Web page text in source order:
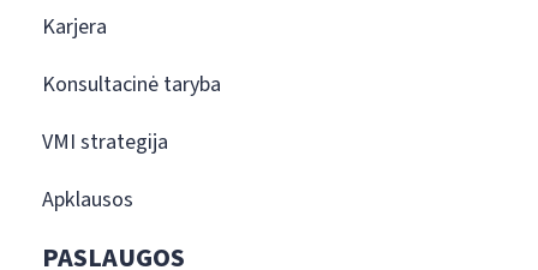
Karjera
Konsultacinė taryba
VMI strategija
Apklausos
PASLAUGOS